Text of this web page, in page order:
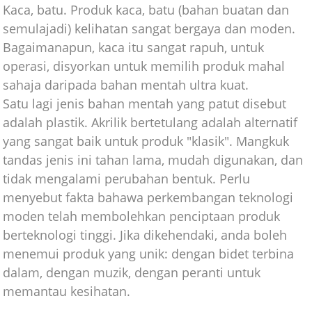
Kaca, batu. Produk kaca, batu (bahan buatan dan
semulajadi) kelihatan sangat bergaya dan moden.
Bagaimanapun, kaca itu sangat rapuh, untuk
operasi, disyorkan untuk memilih produk mahal
sahaja daripada bahan mentah ultra kuat.
Satu lagi jenis bahan mentah yang patut disebut
adalah plastik. Akrilik bertetulang adalah alternatif
yang sangat baik untuk produk "klasik". Mangkuk
tandas jenis ini tahan lama, mudah digunakan, dan
tidak mengalami perubahan bentuk. Perlu
menyebut fakta bahawa perkembangan teknologi
moden telah membolehkan penciptaan produk
berteknologi tinggi. Jika dikehendaki, anda boleh
menemui produk yang unik: dengan bidet terbina
dalam, dengan muzik, dengan peranti untuk
memantau kesihatan.